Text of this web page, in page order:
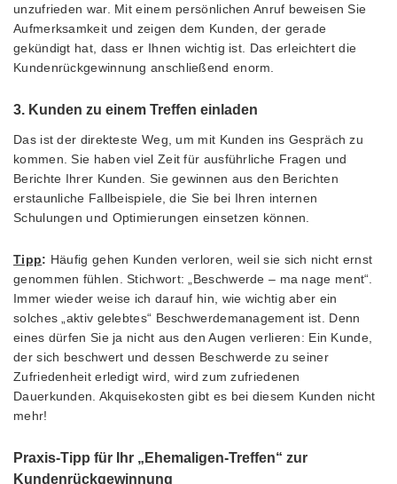
unzufrieden war. Mit einem persönlichen Anruf beweisen Sie
Aufmerksamkeit und zeigen dem Kunden, der gerade
gekündigt hat, dass er Ihnen wichtig ist. Das erleichtert die
Kundenrückgewinnung anschließend enorm.
3. Kunden zu einem Treffen einladen
Das ist der direkteste Weg, um mit Kunden ins Gespräch zu
kommen. Sie haben viel Zeit für ausführliche Fragen und
Berichte Ihrer Kunden. Sie gewinnen aus den Berichten
erstaunliche Fallbeispiele, die Sie bei Ihren internen
Schulungen und Optimierungen einsetzen können.
Tipp: Häufig gehen Kunden verloren, weil sie sich nicht ernst
genommen fühlen. Stichwort: „Beschwerde – ma nage ment“.
Immer wieder weise ich darauf hin, wie wichtig aber ein
solches „aktiv gelebtes“ Beschwerdemanagement ist. Denn
eines dürfen Sie ja nicht aus den Augen verlieren: Ein Kunde,
der sich beschwert und dessen Beschwerde zu seiner
Zufriedenheit erledigt wird, wird zum zufriedenen
Dauerkunden. Akquisekosten gibt es bei diesem Kunden nicht
mehr!
Praxis-Tipp für Ihr „Ehemaligen-Treffen“ zur
Kundenrückgewinnung